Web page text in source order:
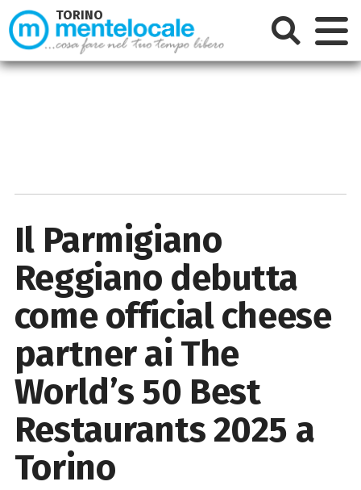
Il Parmigiano
Reggiano debutta
come official cheese
partner ai The
World’s 50 Best
Restaurants 2025 a
Torino
TORINO